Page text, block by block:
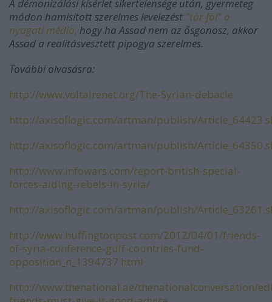
A démonizálási kísérlet sikertelensége után, gyermeteg
módon hamisított szerelmes levelezést "tár föl" a
nyugati média, hogy ha Assad nem az ősgonosz, akkor
Assad a realitásvesztett pipogya szerelmes.
További olvasásra:
http://www.voltairenet.org/The-Syrian-debacle
http://axisoflogic.com/artman/publish/
http://axisoflogic.com/artman/publish/
http://www.infowars.com/report-british-special-
forces-aiding-rebels-in-syria/
http://axisoflogic.com/artman/publish/
http://www.huffingtonpost.com/2012/04/01/friends-
of-syria-conference-gulf-countries-fund-
opposition_n_1394737.html
http://www.thenational.ae/thenationalconversation/